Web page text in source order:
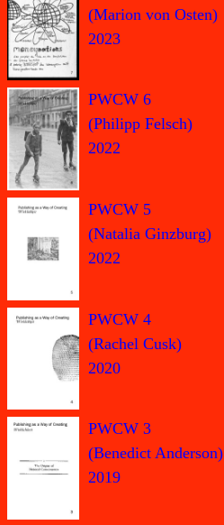
(Marion von Osten)
2023
PWCW 6
(Philipp Felsch)
2022
PWCW 5
(Natalia Ginzburg)
2022
PWCW 4
(Rachel Cusk)
2020
PWCW 3
(Benedict Anderson)
2019